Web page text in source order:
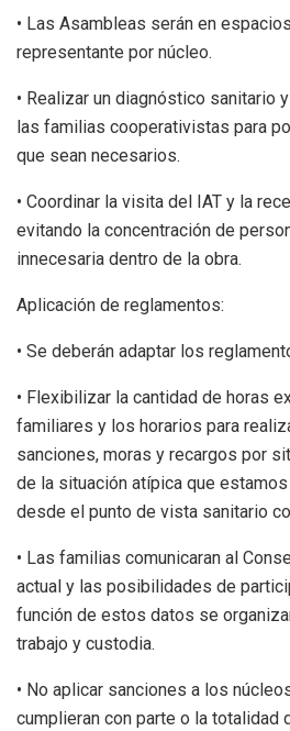
• Las Asambleas serán en
representante por núcleo.
• Realizar un diagnóstico sanitario
las familias cooperativistas para
que sean necesarios.
• Coordinar la visita del IAT y la
evitando la concentración de
innecesaria dentro de la obra.
Aplicación de reglamentos:
• Se deberán adaptar los
• Flexibilizar la cantidad de horas
familiares y los horarios para
sanciones, moras y recargos por
de la situación atípica que
desde el punto de vista sanitario
• Las familias comunicaran al
actual y las posibilidades de
función de estos datos se
trabajo y custodia.
• No aplicar sanciones a los
cumplieran con parte o la totalidad